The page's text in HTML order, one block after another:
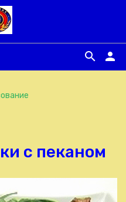
person
search
с пеканом